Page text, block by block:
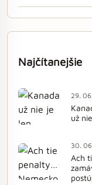
Najčítanejšie
29.
už
30.
Ach